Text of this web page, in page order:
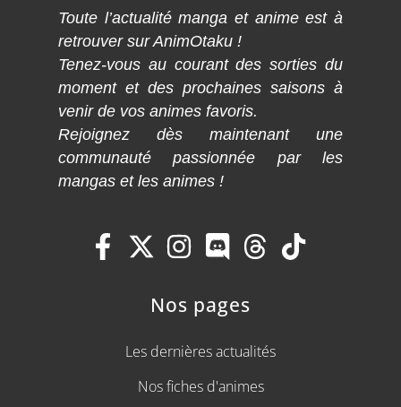
Toute l’actualité manga et anime est à
retrouver sur AnimOtaku !
Tenez-vous au courant des sorties du
moment et des prochaines saisons à
venir de vos animes favoris.
Rejoignez dès maintenant une
communauté passionnée par les
mangas et les animes !
Nos pages
Les dernières actualités
Nos fiches d'animes